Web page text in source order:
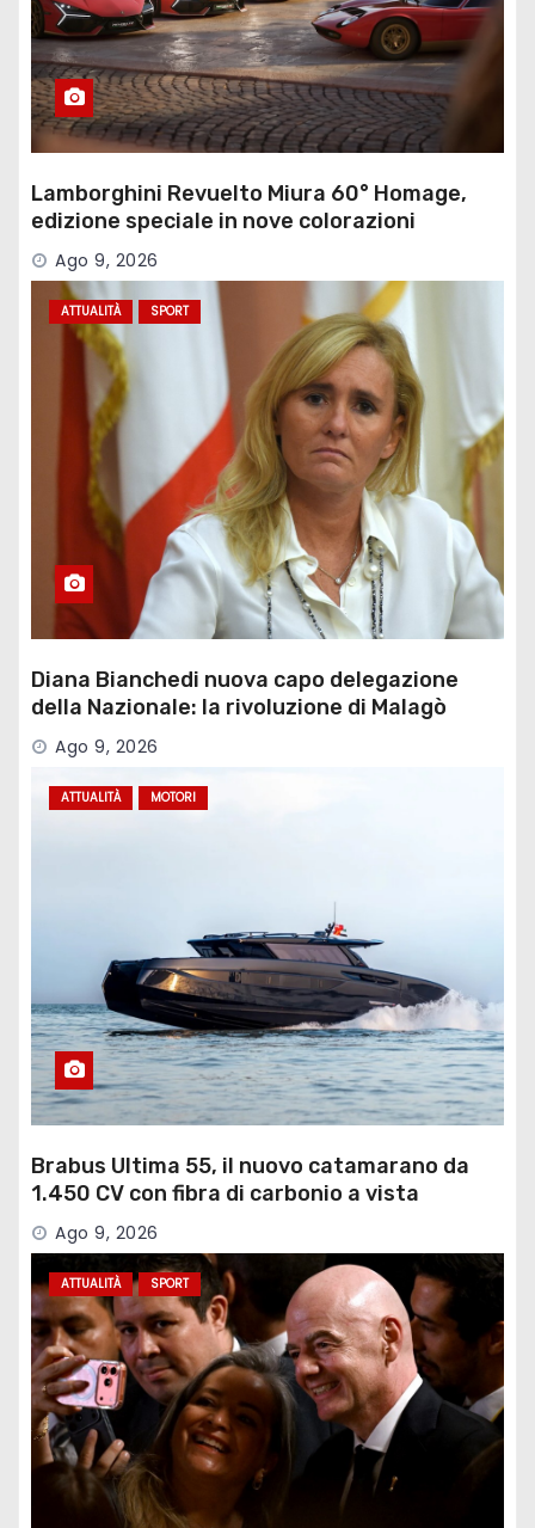
Lamborghini Revuelto Miura 60° Homage,
edizione speciale in nove colorazioni
Ago 9, 2026
ATTUALITÀ SPORT
Diana Bianchedi nuova capo delegazione
della Nazionale: la rivoluzione di Malagò
Ago 9, 2026
ATTUALITÀ MOTORI
Brabus Ultima 55, il nuovo catamarano da
1.450 CV con fibra di carbonio a vista
Ago 9, 2026
ATTUALITÀ SPORT